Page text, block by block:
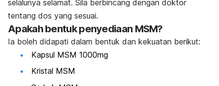
selalunya selamat. Sila berbincang dengan doktor
tentang dos yang sesuai.
Apakah bentuk penyediaan MSM?
Ia boleh didapati dalam bentuk dan kekuatan berikut:
Kapsul MSM 1000mg
Kristal MSM